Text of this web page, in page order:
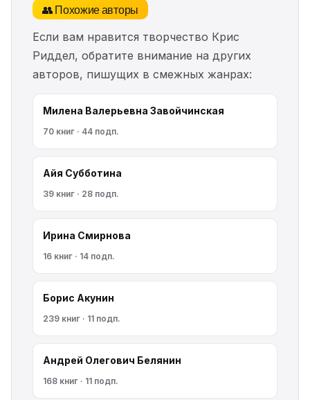
👥 Похожие авторы
Если вам нравится творчество Крис
Риддел, обратите внимание на других
авторов, пишущих в смежных жанрах:
Милена Валерьевна Завойчинская
70 книг · 44 подп.
Айя Субботина
39 книг · 28 подп.
Ирина Смирнова
16 книг · 14 подп.
Борис Акунин
239 книг · 11 подп.
Андрей Олегович Белянин
168 книг · 11 подп.